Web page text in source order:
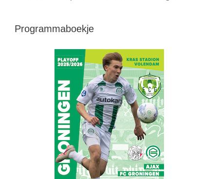
Programmaboekje